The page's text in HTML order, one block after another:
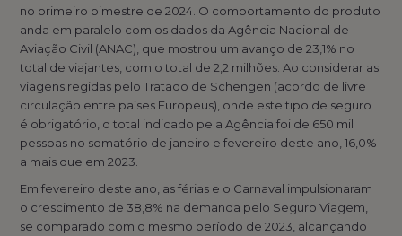
no primeiro bimestre de 2024. O comportamento do produto
anda em paralelo com os dados da Agência Nacional de
Aviação Civil (ANAC), que mostrou um avanço de 23,1% no
total de viajantes, com o total de 2,2 milhões. Ao considerar as
viagens regidas pelo Tratado de Schengen (acordo de livre
circulação entre países Europeus), onde este tipo de seguro
é obrigatório, o total indicado pela Agência foi de 650 mil
pessoas no somatório de janeiro e fevereiro deste ano, 16,0%
a mais que em 2023.
Em fevereiro deste ano, as férias e o Carnaval impulsionaram
o crescimento de 38,8% na demanda pelo Seguro Viagem,
se comparado com o mesmo período de 2023, alcançando